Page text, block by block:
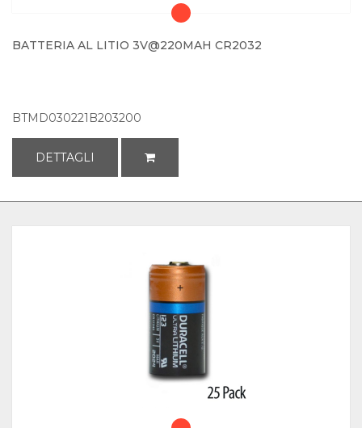
BATTERIA AL LITIO 3V@220MAH CR2032
BTMD030221B203200
DETTAGLI